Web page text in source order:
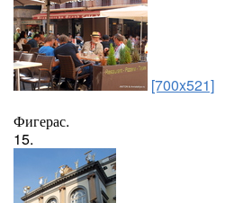
[700x521]
Фигерас.
15.